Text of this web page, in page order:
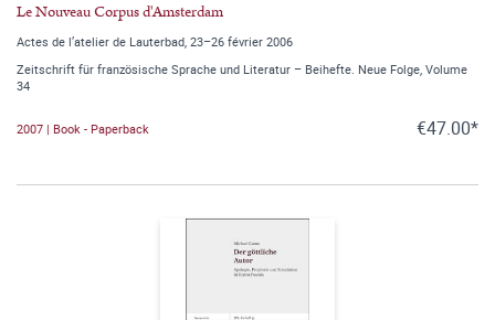
Le Nouveau Corpus d'Amsterdam
Actes de l’atelier de Lauterbad, 23–26 février 2006
Zeitschrift für französische Sprache und Literatur – Beihefte. Neue Folge, Volume
34
2007 | Book - Paperback €47.00*